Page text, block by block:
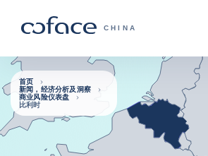
科法斯：携手共创安全贸
CHINA
返回首页
首页
新闻，经济分析及洞察
商业风险仪表盘
比利时